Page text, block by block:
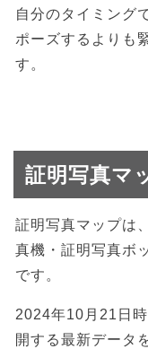
自分のタイミング
ポーズするよりも
す。
証明写真マ
証明写真マップは
真機・証明写真ボ
です。
2024年10月21日
開する最新データ